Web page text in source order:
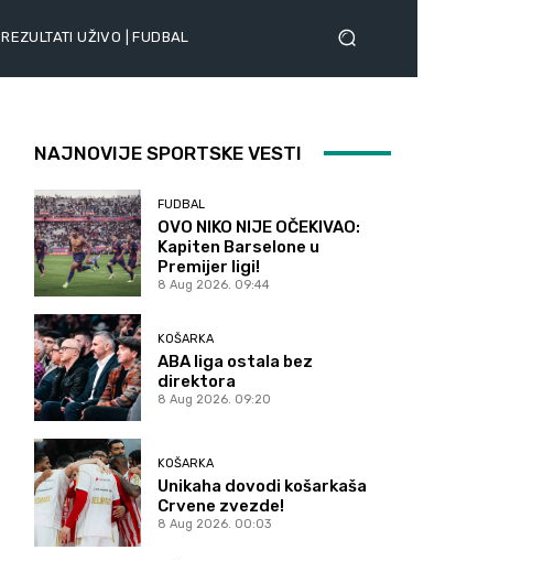
REZULTATI UŽIVO | FUDBAL
NAJNOVIJE SPORTSKE VESTI
FUDBAL
OVO NIKO NIJE OČEKIVAO:
Kapiten Barselone u
Premijer ligi!
8 Aug 2026. 09:44
KOŠARKA
ABA liga ostala bez
direktora
8 Aug 2026. 09:20
KOŠARKA
Unikaha dovodi košarkaša
Crvene zvezde!
8 Aug 2026. 00:03